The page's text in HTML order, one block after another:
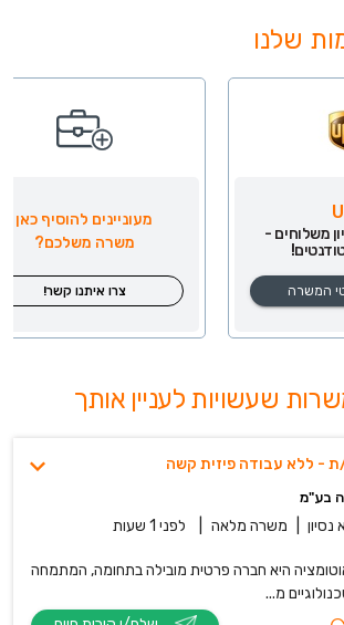
שלנו
משלוחים -
המשרה
מעוניינים להוסיף כאן
משרה משלכם?
צרו איתנו קשר!
- ללא עבודה פיזית קשה
בע"מ
נסיון משרה מלאה לפני 1 שעות
היא חברה פרטית מובילה בתחומה, המתמחה
מ...